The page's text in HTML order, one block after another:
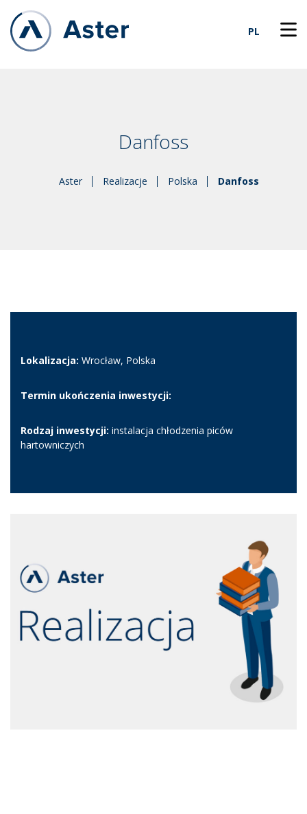
PL
Danfoss
Aster Realizacje Polska Danfoss
Lokalizacja: Wrocław, Polska
Termin ukończenia inwestycji:
Rodzaj inwestycji: instalacja chłodzenia piców
hartowniczych